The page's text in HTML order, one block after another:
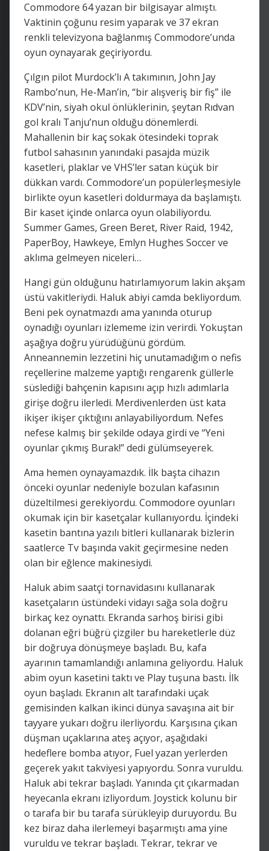
Commodore 64 yazan bir bilgisayar almıştı.
Vaktinin çoğunu resim yaparak ve 37 ekran
renkli televizyona bağlanmış Commodore’unda
oyun oynayarak geçiriyordu.
Çılgın pilot Murdock’lı A takımının, John Jay
Rambo’nun, He-Man’in, “bir alışveriş bir fiş” ile
KDV’nin, siyah okul önlüklerinin, şeytan Rıdvan
gol kralı Tanju’nun olduğu dönemlerdi.
Mahallenin bir kaç sokak ötesindeki toprak
futbol sahasının yanındaki pasajda müzik
kasetleri, plaklar ve VHS’ler satan küçük bir
dükkan vardı. Commodore’un popülerleşmesiyle
birlikte oyun kasetleri doldurmaya da başlamıştı.
Bir kaset içinde onlarca oyun olabiliyordu.
Summer Games, Green Beret, River Raid, 1942,
PaperBoy, Hawkeye, Emlyn Hughes Soccer ve
aklıma gelmeyen niceleri…
Hangi gün olduğunu hatırlamıyorum lakin akşam
üstü vakitleriydi. Haluk abiyi camda bekliyordum.
Beni pek oynatmazdı ama yanında oturup
oynadığı oyunları izlememe izin verirdi. Yokuştan
aşağıya doğru yürüdüğünü gördüm.
Anneannemin lezzetini hiç unutamadığım o nefis
reçellerine malzeme yaptığı rengarenk güllerle
süslediği bahçenin kapısını açıp hızlı adımlarla
girişe doğru ilerledi. Merdivenlerden üst kata
ikişer ikişer çıktığını anlayabiliyordum. Nefes
nefese kalmış bir şekilde odaya girdi ve “Yeni
oyunlar çıkmış Burak!” dedi gülümseyerek.
Ama hemen oynayamazdık. İlk başta cihazın
önceki oyunlar nedeniyle bozulan kafasının
düzeltilmesi gerekiyordu. Commodore oyunları
okumak için bir kasetçalar kullanıyordu. İçindeki
kasetin bantına yazılı bitleri kullanarak bizlerin
saatlerce Tv başında vakit geçirmesine neden
olan bir eğlence makinesiydi.
Haluk abim saatçi tornavidasını kullanarak
kasetçaların üstündeki vidayı sağa sola doğru
birkaç kez oynattı. Ekranda sarhoş birisi gibi
dolanan eğri büğrü çizgiler bu hareketlerle düz
bir doğruya dönüşmeye başladı. Bu, kafa
ayarının tamamlandığı anlamına geliyordu. Haluk
abim oyun kasetini taktı ve Play tuşuna bastı. İlk
oyun başladı. Ekranın alt tarafındaki uçak
gemisinden kalkan ikinci dünya savaşına ait bir
tayyare yukarı doğru ilerliyordu. Karşısına çıkan
düşman uçaklarına ateş açıyor, aşağıdaki
hedeflere bomba atıyor, Fuel yazan yerlerden
geçerek yakıt takviyesi yapıyordu. Sonra vuruldu.
Haluk abi tekrar başladı. Yanında çıt çıkarmadan
heyecanla ekranı izliyordum. Joystick kolunu bir
o tarafa bir bu tarafa sürükleyip duruyordu. Bu
kez biraz daha ilerlemeyi başarmıştı ama yine
vuruldu ve tekrar başladı. Tekrar, tekrar ve